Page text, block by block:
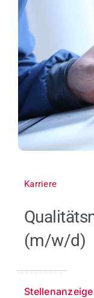
Karriere
(m/w/d)
Stellenanzeige